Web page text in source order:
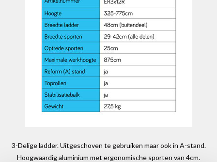
3-Delige ladder. Uitgeschoven te gebruiken maar ook in A-stand.
Hoogwaardig aluminium met ergonomische sporten van 4cm.